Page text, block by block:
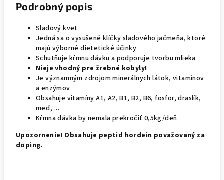
Podrobný popis
Sladový kvet
Jedná sa o vysušené klíčky sladového jačmeňa, ktoré
majú výborné dietetické účinky
Schutňuje kŕmnu dávku a podporuje tvorbu mlieka
Nieje vhodný pre žrebné kobyly!
Je významným zdrojom minerálnych látok, vitamínov
a enzýmov
Obsahuje vitamíny A1, A2, B1, B2, B6, fosfor, draslík,
meď, ...
Kŕmna dávka by nemala prekročiť 0,5kg/deň
Upozornenie! Obsahuje peptid hordein považovaný za
doping.